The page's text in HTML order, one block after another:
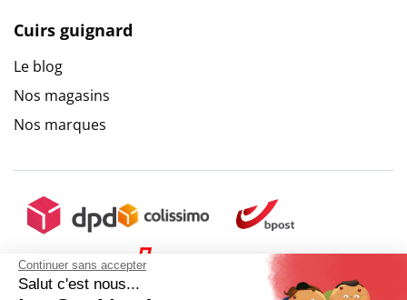
Continuer sans accepter
Salut c'est nous...
Cuirs guignard
Le blog
Nos magasins
Nos marques